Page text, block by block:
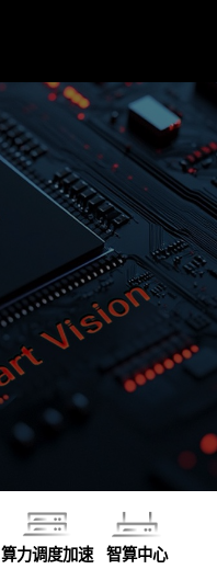
算力调度加速 智算中心